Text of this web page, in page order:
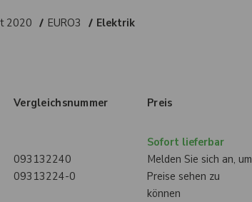
2020 EURO3 Elektrik
Vergleichsnummer Preis
093132240
09313224-0
Sofort lieferbar
Melden Sie sich an, um
Preise sehen zu
können